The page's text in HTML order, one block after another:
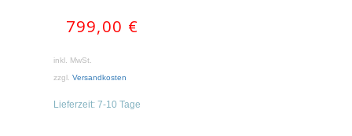
799,00 €
inkl. MwSt.
zzgl. Versandkosten
Lieferzeit: 7-10 Tage